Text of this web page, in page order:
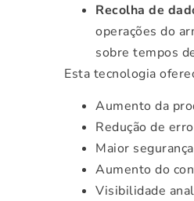
Recolha de
operações do
sobre tempos
Esta tecnologia
Aumento da
Redução de
Maior segurança
Aumento do
Visibilidade